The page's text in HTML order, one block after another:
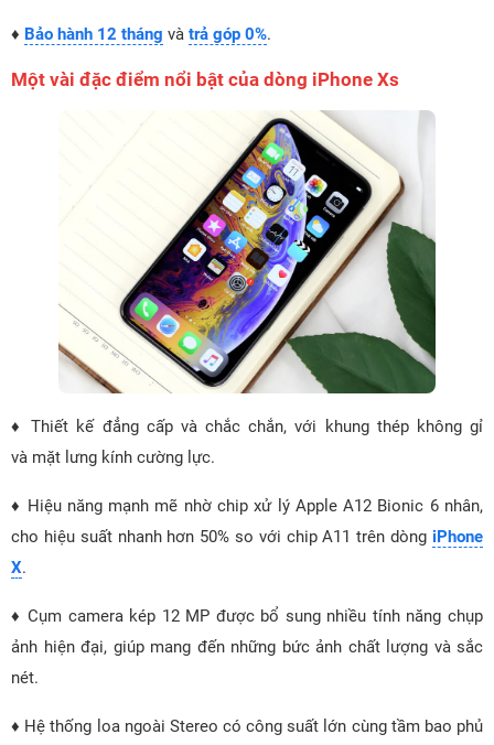
♦ Bảo hành 12 tháng và trả góp 0%.
Một vài đặc điểm nổi bật của dòng iPhone Xs
♦ Thiết kế đẳng cấp và chắc chắn, với khung thép không gỉ
và mặt lưng kính cường lực.
♦ Hiệu năng mạnh mẽ nhờ chip xử lý Apple A12 Bionic 6 nhân,
cho hiệu suất nhanh hơn 50% so với chip A11 trên dòng iPhone
X.
♦ Cụm camera kép 12 MP được bổ sung nhiều tính năng chụp
ảnh hiện đại, giúp mang đến những bức ảnh chất lượng và sắc
nét.
♦ Hệ thống loa ngoài Stereo có công suất lớn cùng tầm bao phủ